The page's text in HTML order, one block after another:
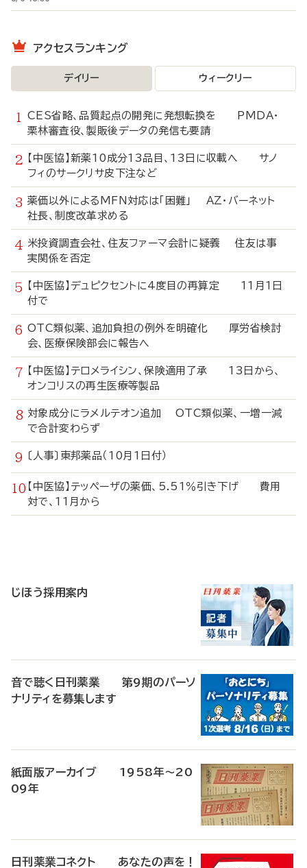
アクセスランキング
デイリー ウィークリー
CES省略、品質起点の開発に発想転換を PMDA・
栗林審査役、製販後データの発信も要請
【中医協】新薬10成分13品目、13日に収載へ サノ
フィのサークリサ皮下注など
薬価以外によるMFN対応は「困難」 AZ・バーネット
社長、制度改革求める
米投資調査会社、住友ファーマ会計に疑義 住友は事
実関係を否定
【中医協】デュピクセントに4度目の再算定 11月1日
付で
OTC類似薬、追加負担の例外を明確化 厚労省検討
会、医療保険部会に報告へ
【中医協】テロメライシン、保険適用了承 13日から、
オンコリスの再生医療等製品
対象成分にラメルテオン追加 OTC類似薬、一増一減
で合計変わらず
〔人事〕東邦薬品（10月1日付）
【中医協】テッペーザの薬価、5.51％引き下げ 費用
対で、11月から
じほう採用案内
音で聴く日刊薬業 第9期のパーソ
ナリティを募集します
紙面版アーカイブ 1958年～20
09年
日刊薬業コネクト あなたの声を！